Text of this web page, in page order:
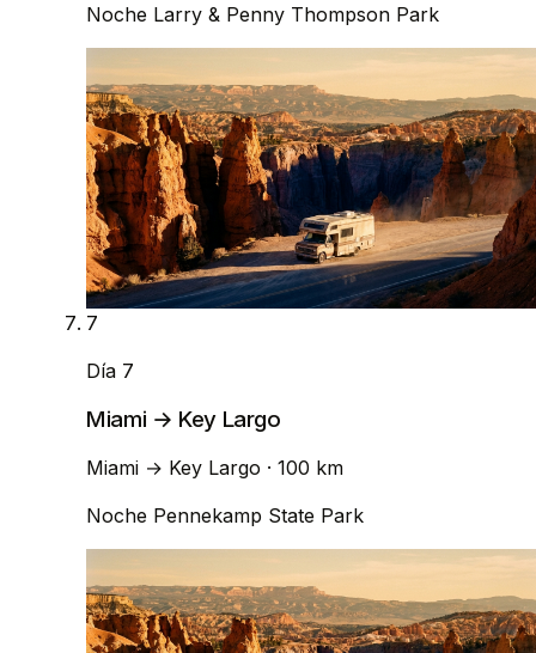
Noche Larry & Penny Thompson Park
7
Día 7
Miami → Key Largo
Miami → Key Largo · 100 km
Noche Pennekamp State Park